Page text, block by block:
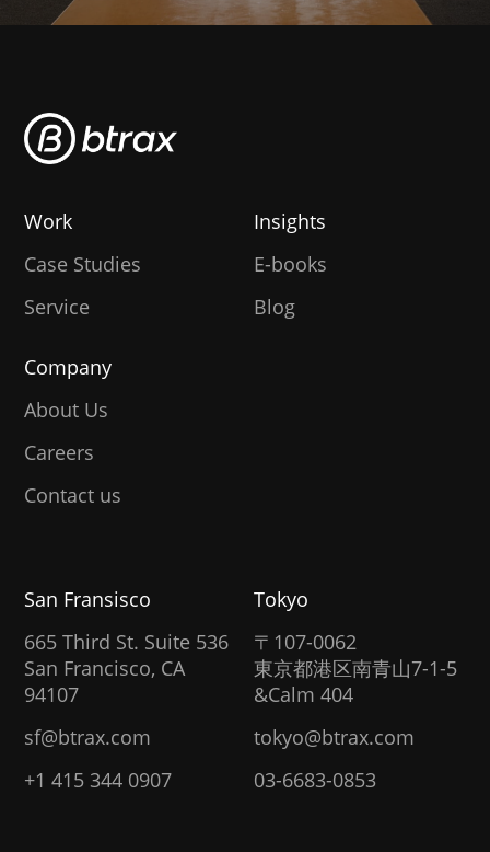
Work
Case Studies
Service
Insights
E-books
Blog
Company
About Us
Careers
Contact us
San Fransisco
665 Third St. Suite 536
San Francisco, CA
94107
sf@btrax.com
+1 415 344 0907
Tokyo
〒107-0062
東京都港区南青山7-1-5
&Calm 404
tokyo@btrax.com
03-6683-0853